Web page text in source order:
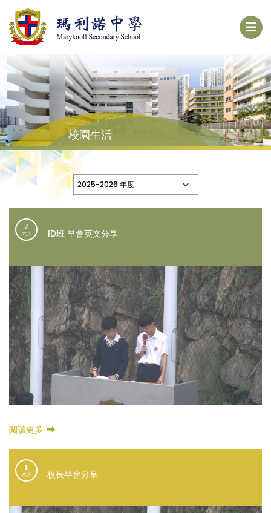
校園生活
2
六月 1D班 早會英文分享
閱讀更多
1
六月 校長早會分享